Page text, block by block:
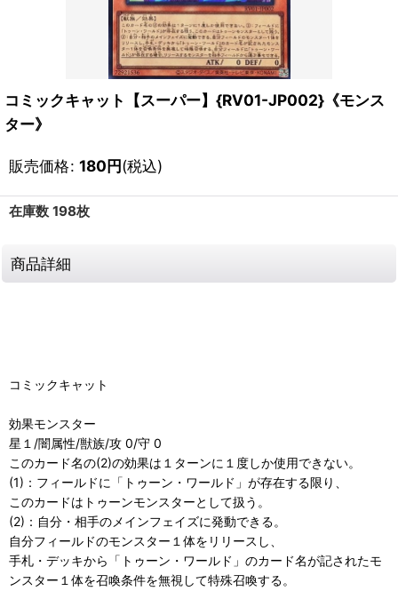
コミックキャット【スーパー】{RV01-JP002}《モンス
ター》
販売価格: 180円(税込)
在庫数 198枚
商品詳細
コミックキャット
効果モンスター
星１/闇属性/獣族/攻 0/守 0
このカード名の(2)の効果は１ターンに１度しか使用できない。
(1)：フィールドに「トゥーン・ワールド」が存在する限り、
このカードはトゥーンモンスターとして扱う。
(2)：自分・相手のメインフェイズに発動できる。
自分フィールドのモンスター１体をリリースし、
手札・デッキから「トゥーン・ワールド」のカード名が記されたモ
ンスター１体を召喚条件を無視して特殊召喚する。